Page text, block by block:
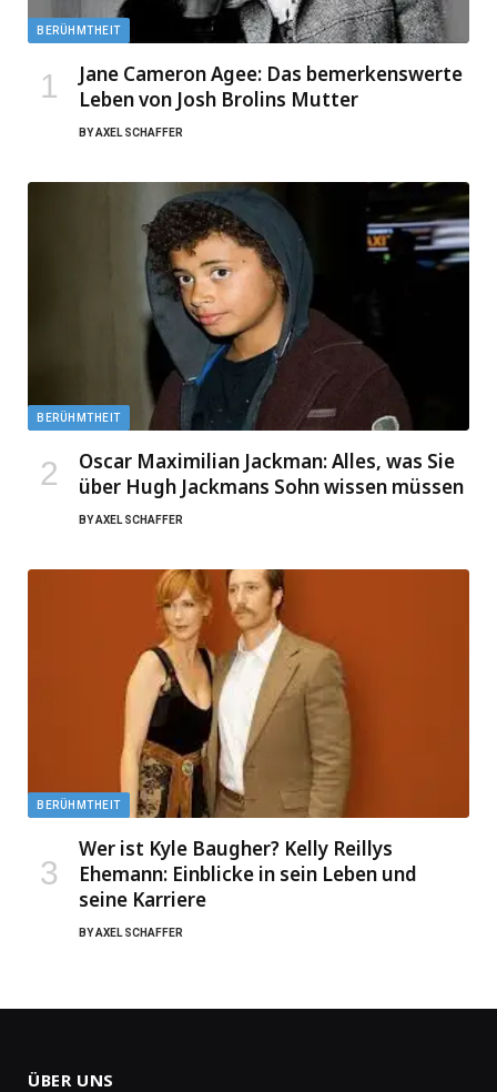
BERÜHMTHEIT
Jane Cameron Agee: Das bemerkenswerte
Leben von Josh Brolins Mutter
BYAXEL SCHAFFER
BERÜHMTHEIT
Oscar Maximilian Jackman: Alles, was Sie
über Hugh Jackmans Sohn wissen müssen
BYAXEL SCHAFFER
BERÜHMTHEIT
Wer ist Kyle Baugher? Kelly Reillys
Ehemann: Einblicke in sein Leben und
seine Karriere
BYAXEL SCHAFFER
ÜBER UNS